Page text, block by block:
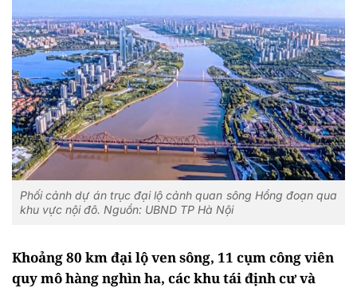
Phối cảnh dự án trục đại lộ cảnh quan sông Hồng đoạn qua
khu vực nội đô. Nguồn: UBND TP Hà Nội
Khoảng 80 km đại lộ ven sông, 11 cụm công viên
quy mô hàng nghìn ha, các khu tái định cư và